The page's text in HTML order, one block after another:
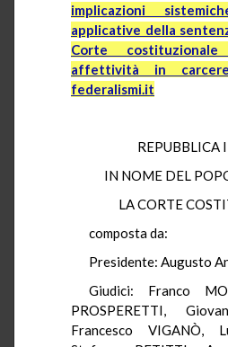
implicazioni
applicative della
Corte
affettività in carcere
federalismi.it
REPUBBLICA
IN NOME DEL
LA CORTE
composta da:
Presidente: Augusto
Giudici: Franco
PROSPERETTI,
Francesco VIGANÒ,